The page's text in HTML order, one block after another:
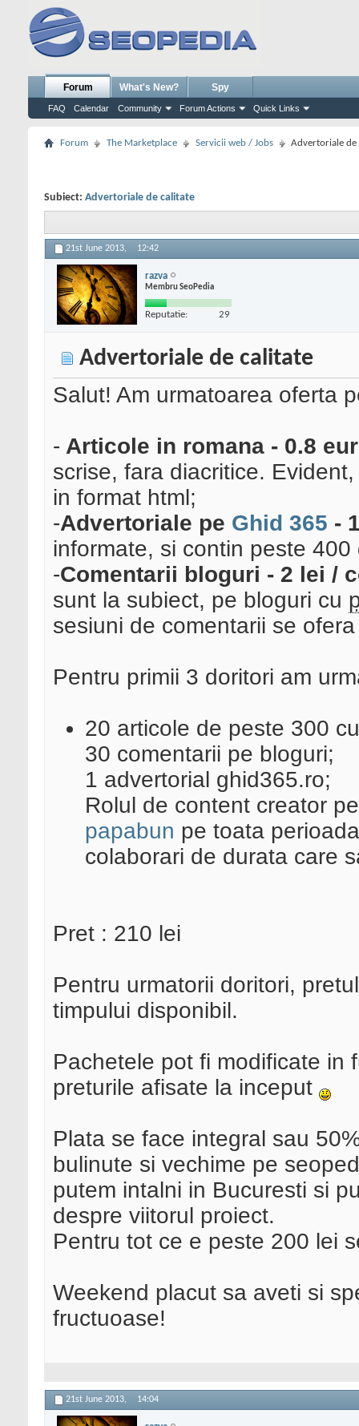
Forum
FAQ Calendar Community Forum Actions Quick Links
What's New? Spy
Forum The Marketplace Servicii web / Jobs Advertoriale de
Subiect: Advertoriale de calitate
21st June 2013, 12:42
razva
Membru SeoPedia
Reputatie: 29
Advertoriale de calitate
Salut! Am urmatoarea oferta
- Articole in romana - 0.8
scrise, fara diacritice.
in format html;
-Advertoriale pe Ghid 365 -
informate, si contin peste 400
-Comentarii bloguri - 2 lei /
sunt la subiect, pe bloguri cu
sesiuni de comentarii se
Pentru primii 3 doritori am
20 articole de peste 300
30 comentarii pe bloguri;
1 advertorial ghid365.ro;
Rolul de content creator
papabun pe toata
colaborari de durata care
Pret : 210 lei
Pentru urmatorii doritori,
timpului disponibil.
Pachetele pot fi modificate in
preturile afisate la inceput
Plata se face integral sau
bulinute si vechime pe
putem intalni in Bucuresti si
despre viitorul proiect.
Pentru tot ce e peste 200 lei
Weekend placut sa aveti si
fructuoase!
21st June 2013, 14:04